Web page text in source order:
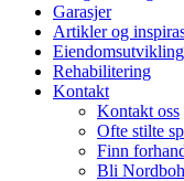
Garasjer
Artikler og
Eiendomsutvikling
Rehabilitering
Kontakt
Kontakt oss
Ofte stilte
Finn
Bli